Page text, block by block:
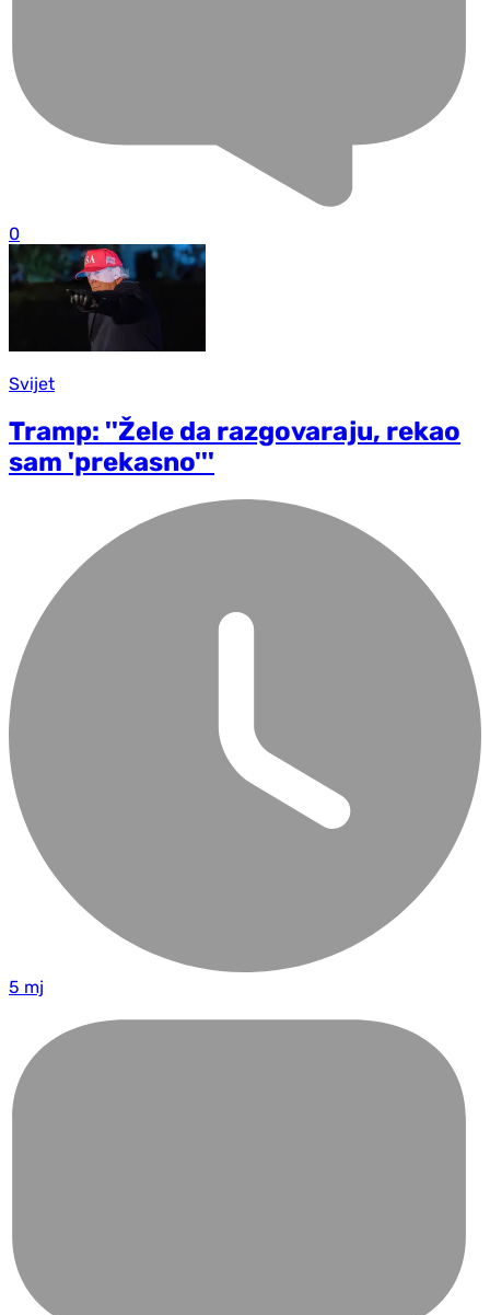
0
Svijet
Tramp: ''Žele da razgovaraju, rekao
sam 'prekasno'''
5 mj